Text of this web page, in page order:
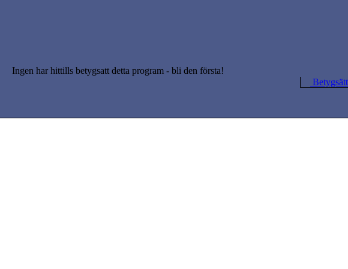
Ingen har hittills betygsatt detta program - bli den första!